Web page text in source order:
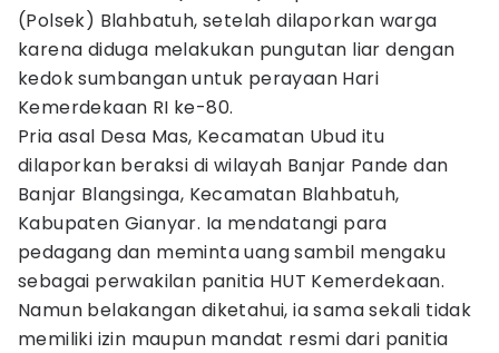
(Polsek) Blahbatuh, setelah dilaporkan warga
karena diduga melakukan pungutan liar dengan
kedok sumbangan untuk perayaan Hari
Kemerdekaan RI ke-80.
Pria asal Desa Mas, Kecamatan Ubud itu
dilaporkan beraksi di wilayah Banjar Pande dan
Banjar Blangsinga, Kecamatan Blahbatuh,
Kabupaten Gianyar. Ia mendatangi para
pedagang dan meminta uang sambil mengaku
sebagai perwakilan panitia HUT Kemerdekaan.
Namun belakangan diketahui, ia sama sekali tidak
memiliki izin maupun mandat resmi dari panitia